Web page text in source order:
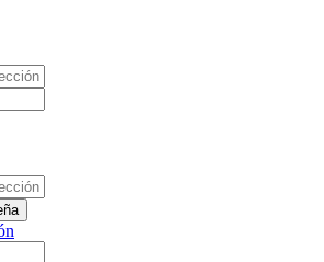
de correo electrónico
de correo electrónico